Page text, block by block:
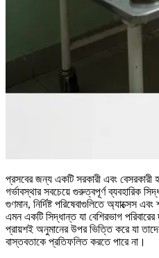
প্রসবের জন্য একটি সরকারী এবং বেসরকারী
গর্ভাবস্থার সবচেয়ে গুরুত্বপূর্ণ ব্যবহারিক
গুণমান, নির্দিষ্ট পরিষেবাগুলিতে অ্যাক্সেস
এমন একটি সিদ্ধান্ত যা বেশিরভাগ
প্রায়শই অনুমানের উপর ভিত্তি করে যা তাদের
বাস্তবতাকে প্রতিফলিত করতে পারে না।